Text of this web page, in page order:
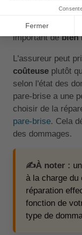
phares.
conditions
important debien
L'assureur peut
coûteuseplutôt
selon l'état des
pare-brise a une
choisir de la
pare-brise. Cela
des dommages.
✍️À noter :
à la charge du
réparation
fonction de
type de